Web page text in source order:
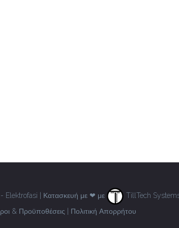
Elektrofasi | Κατασκευή με ❤ με
TillTech
& Προϋποθέσεις
Πολιτική Απορρήτου